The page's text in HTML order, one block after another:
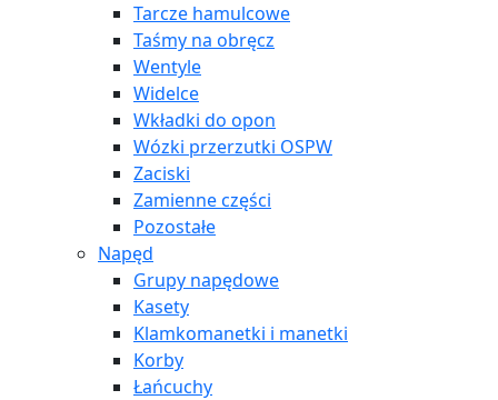
Tarcze hamulcowe
Taśmy na obręcz
Wentyle
Widelce
Wkładki do opon
Wózki przerzutki OSPW
Zaciski
Zamienne części
Pozostałe
Napęd
Grupy napędowe
Kasety
Klamkomanetki i manetki
Korby
Łańcuchy